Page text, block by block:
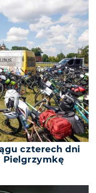
czterech dni
Pielgrzymkę